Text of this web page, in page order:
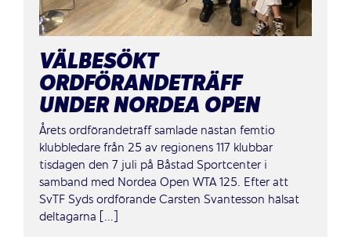
VÄLBESÖKT
ORDFÖRANDETRÄFF
UNDER NORDEA OPEN
Årets ordförandeträff samlade nästan femtio
klubbledare från 25 av regionens 117 klubbar
tisdagen den 7 juli på Båstad Sportcenter i
samband med Nordea Open WTA 125. Efter att
SvTF Syds ordförande Carsten Svantesson hälsat
deltagarna [...]